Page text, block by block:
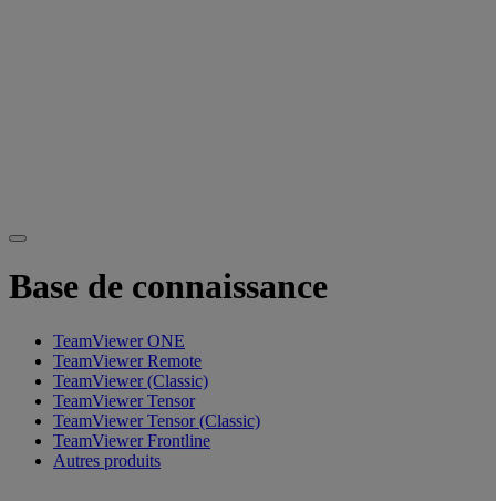
Base de connaissance
TeamViewer ONE
TeamViewer Remote
TeamViewer (Classic)
TeamViewer Tensor
TeamViewer Tensor (Classic)
TeamViewer Frontline
Autres produits